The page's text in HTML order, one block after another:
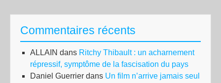
Commentaires récents
ALLAIN dans Ritchy Thibault : un acharnement
répressif, symptôme de la fascisation du pays
Daniel Guerrier dans Un film n’arrive jamais seul